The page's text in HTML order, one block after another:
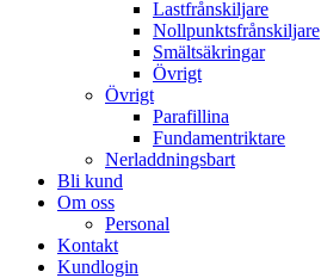
Lastfrånskiljare
Nollpunktsfrånskiljare
Smältsäkringar
Övrigt
Övrigt
Parafillina
Fundamentriktare
Nerladdningsbart
Bli kund
Om oss
Personal
Kontakt
Kundlogin